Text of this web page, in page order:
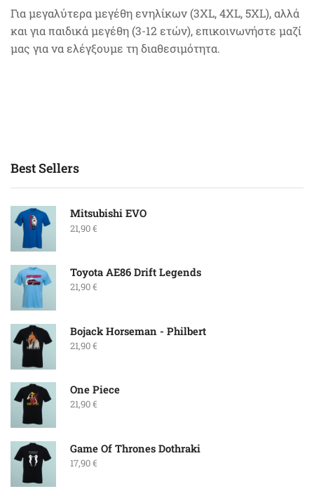
Για μεγαλύτερα μεγέθη ενηλίκων (3XL, 4XL, 5XL), αλλά
και για παιδικά μεγέθη (3-12 ετών), επικοινωνήστε μαζί
μας για να ελέγξουμε τη διαθεσιμότητα.
Best Sellers
Mitsubishi EVO
21,90€
Toyota AE86 Drift Legends
21,90€
Bojack Horseman - Philbert
21,90€
One Piece
21,90€
Game Of Thrones Dothraki
17,90€